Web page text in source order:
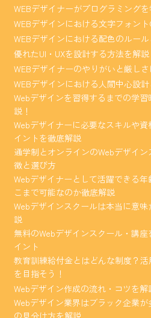
WEBデザイナーがプログラミング
WEBデザインにおける文字フォン
WEBデザインにおける配色のルー
優れたUI・UXを設計する方法を解説
WEBデザイナーのやりがいと厳し
WEBデザインにおける人間中心設
Webデザインを習得するまでの学
説！
Webデザイナーに必要なスキルや
イントを徹底解説
通学制とオンラインのWebデザイ
徴と選び方
Webデザイナーとして活躍できる
こまで可能なのか徹底解説
Webデザインスクールは本当に意
説
無料のWebデザインスクール・講
イント
教育訓練給付金とはどんな制度？
を目指そう！
Webデザイン作成の流れ・コツを解
Webデザイン業界はブラック企業
の見分け方を解説